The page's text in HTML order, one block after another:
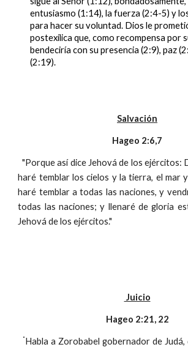
entusiasmo (1:14), la fuerza (2:4-5) y
para hacer su voluntad. Dios le
postexílica que, como recompensa por
bendeciría con su presencia (2:9), paz
(2:19).
Salvación
Hageo 2:6,7
"Porque así dice Jehová de los ejércitos:
haré temblar los cielos y la tierra, el mar
haré temblar a todas las naciones, y
todas las naciones; y llenaré de gloria
Jehová de los ejércitos. "
Juicio
Hageo 2:21, 22
"Habla a Zorobabel gobernador de Judá,